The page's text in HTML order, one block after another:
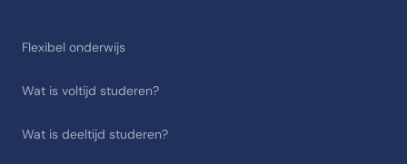
Flexibel onderwijs
Wat is voltijd studeren?
Wat is deeltijd studeren?